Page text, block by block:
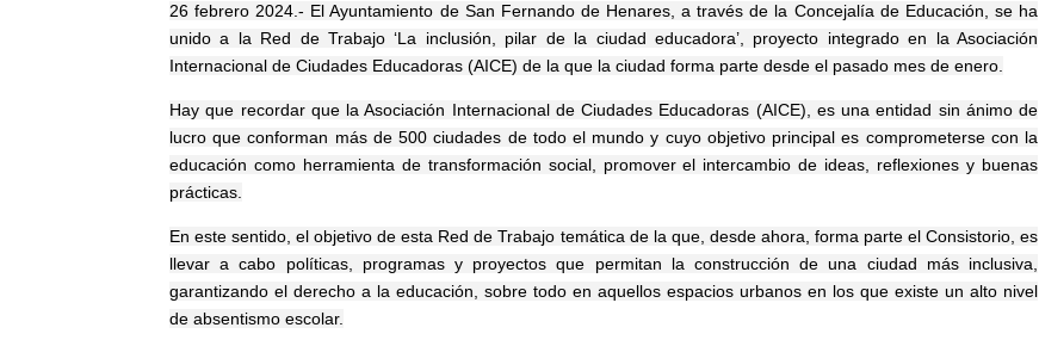
26 febrero 2024.- El Ayuntamiento de San Fernando de Henares, a través de la Concejalía de Educación, se ha
unido a la Red de Trabajo ‘La inclusión, pilar de la ciudad educadora’, proyecto integrado en la Asociación
Internacional de Ciudades Educadoras (AICE) de la que la ciudad forma parte desde el pasado mes de enero.
Hay que recordar que la Asociación Internacional de Ciudades Educadoras (AICE), es una entidad sin ánimo de
lucro que conforman más de 500 ciudades de todo el mundo y cuyo objetivo principal es comprometerse con la
educación como herramienta de transformación social, promover el intercambio de ideas, reflexiones y buenas
prácticas.
En este sentido, el objetivo de esta Red de Trabajo temática de la que, desde ahora, forma parte el Consistorio, es
llevar a cabo políticas, programas y proyectos que permitan la construcción de una ciudad más inclusiva,
garantizando el derecho a la educación, sobre todo en aquellos espacios urbanos en los que existe un alto nivel
de absentismo escolar.